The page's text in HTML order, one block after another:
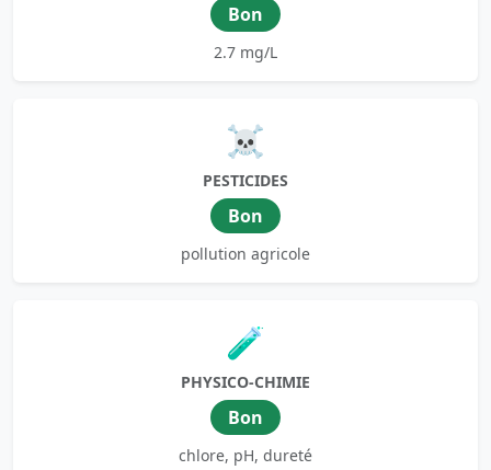
Bon
2.7 mg/L
☠️
PESTICIDES
Bon
pollution agricole
🧪
PHYSICO-CHIMIE
Bon
chlore, pH, dureté